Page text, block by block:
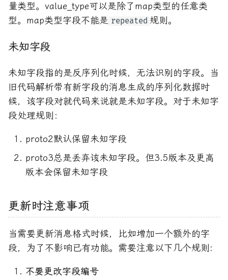
量类型。value_type可以是除了map类型的任意类
型。map类型字段不能是 repeated 规则。
未知字段
未知字段指的是反序列化时候，无法识别的字段。当
旧代码解析带有新字段的消息生成的序列化数据时
候，该字段对就代码来说就是未知字段。对于未知字
段处理规则：
proto2默认保留未知字段
proto3总是丢弃该未知字段。但3.5版本及更高
版本会保留未知字段
更新时注意事项
当需要更新消息格式时候，比如增加一个额外的字
段，为了不影响已有功能。需要注意以下几个规则:
不要更改字段编号